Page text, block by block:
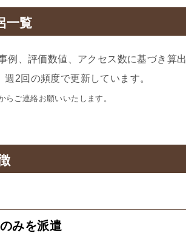
一覧
例、評価数値、アクセス数に基づき算出
2回の頻度で更新しています。
らご連絡お願いいたします。
みを派遣